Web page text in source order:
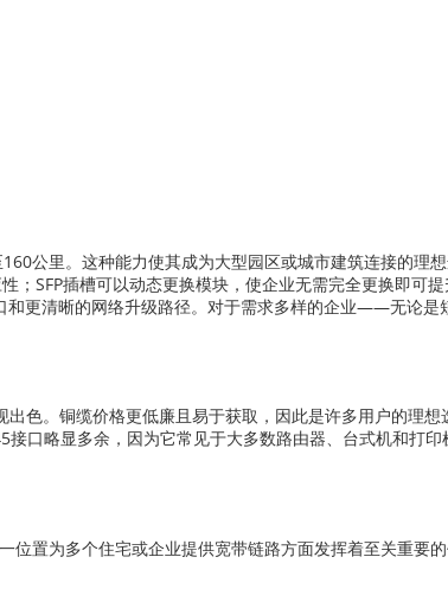
公里。这种能力使其成为大型园区或城市建筑连接的理
；SFP插槽可以动态更换模块，使企业无需完全更换即可
和更清晰的网络升级路径。对于需求多样的企业——无论是
色。铜缆价格更低廉且易于获取，因此是许多用户的理想
口略显多余，因为它常见于大多数路由器、台式机和打
位置为多个住宅或企业提供宽带链路方面发挥着至关重要